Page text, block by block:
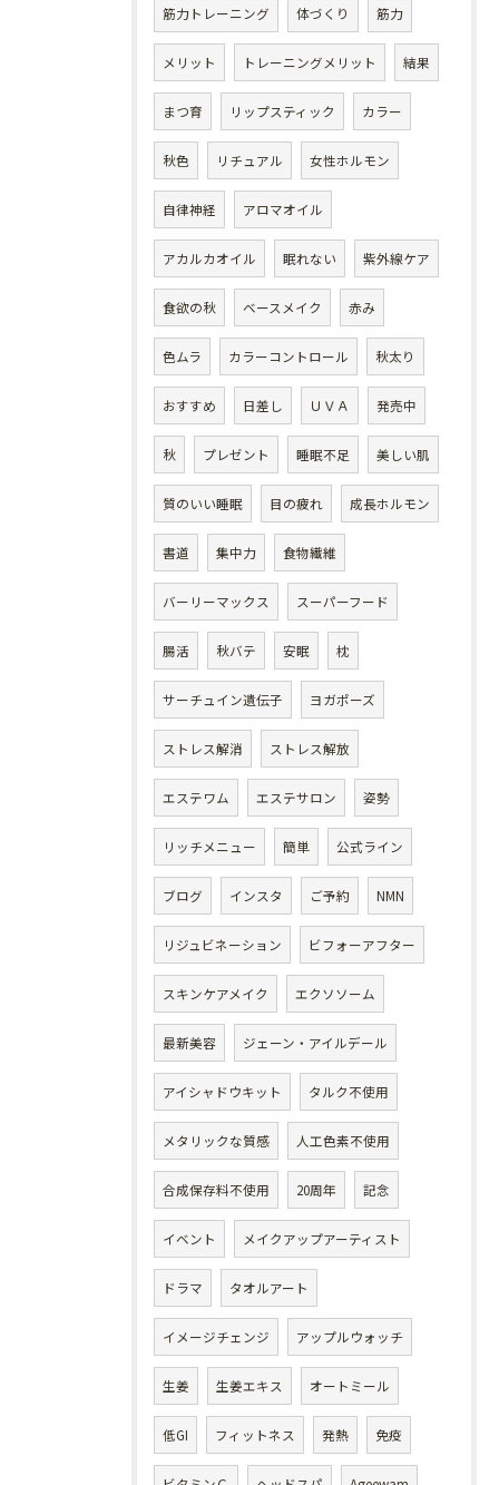
筋力トレーニング 体づくり 筋力
メリット トレーニングメリット 結果
まつ育 リップスティック カラー
秋色 リチュアル 女性ホルモン
自律神経 アロマオイル
アカルカオイル 眠れない 紫外線ケア
食欲の秋 ベースメイク 赤み
色ムラ カラーコントロール 秋太り
おすすめ 日差し ＵＶＡ 発売中
秋 プレゼント 睡眠不足 美しい肌
質のいい睡眠 目の疲れ 成長ホルモン
書道 集中力 食物繊維
バーリーマックス スーパーフード
腸活 秋バテ 安眠 枕
サーチュイン遺伝子 ヨガポーズ
ストレス解消 ストレス解放
エステワム エステサロン 姿勢
リッチメニュー 簡単 公式ライン
ブログ インスタ ご予約 NMN
リジュビネーション ビフォーアフター
スキンケアメイク エクソソーム
最新美容 ジェーン・アイルデール
アイシャドウキット タルク不使用
メタリックな質感 人工色素不使用
合成保存料不使用 20周年 記念
イベント メイクアップアーティスト
ドラマ タオルアート
イメージチェンジ アップルウォッチ
生姜 生姜エキス オートミール
低GI フィットネス 発熱 免疫